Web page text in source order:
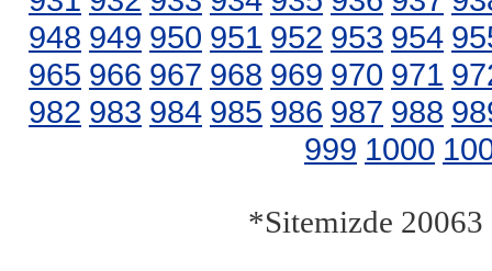
948 949 950 951 952 953 954
965 966 967 968 969 970 971
982 983 984 985 986 987 988
999 1000
*Sitemizde 20063